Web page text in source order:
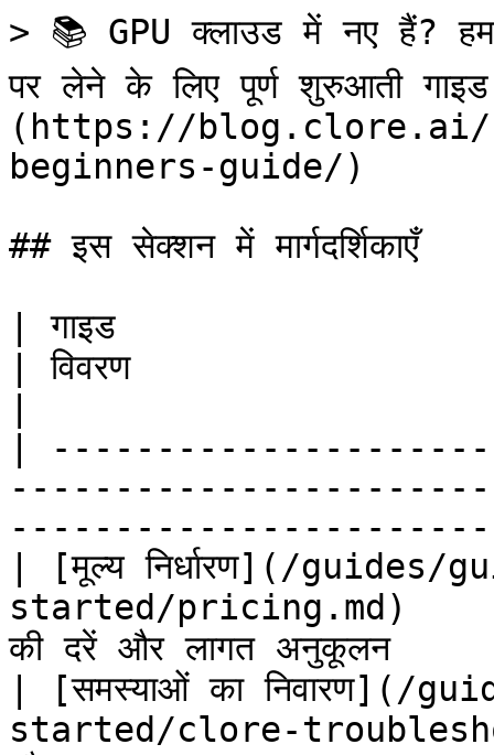
> 📚 GPU क्लाउड में नए हैं?
पर लेने के लिए पूर्ण शुरुआती
(https://blog.clore.ai/
beginners-guide/)
## इस सेक्शन में मार्गदर्शिकाएँ
| गाइड
| विवरण
|
| [मूल्य निर्धारण](/
started/pricing.md)
की दरें और लागत
| [समस्याओं का निवारण](/
started/clore-